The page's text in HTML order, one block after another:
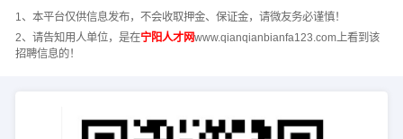
1、本平台仅供信息发布，不会收取押金、保证金，请微友务必谨慎！
2、请告知用人单位，是在宁阳人才网www.qianqianbianfa123.com上看到该
招聘信息的！